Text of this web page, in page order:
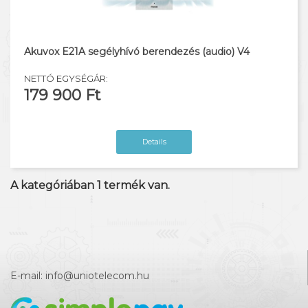
Kulcskezelő szekrények
Akuvox E21A segélyhívó berendezés (audio) V4
NETTÓ EGYSÉGÁR:
179 900 Ft
Details
A kategóriában 1 termék van.
E-mail: info@uniotelecom.hu